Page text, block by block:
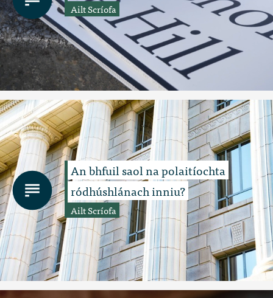
Ailt Scríofa
An bhfuil saol na polaitíochta
ródhúshlánach inniu?
Ailt Scríofa